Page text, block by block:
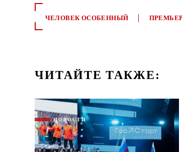
ЧЕЛОВЕК ОСОБЕННЫЙ
ЧИТАЙТЕ ТАКЖЕ:
НОВОСТИ